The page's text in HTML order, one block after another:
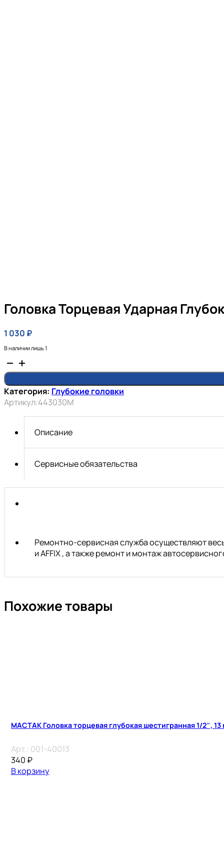
Головка Торцевая Ударная
1 030 ₽
В наличии лишь 1
Количество
товара
Головка
торцевая
ударная
глубокая
двенадцатигранная
Категория: Глубокие головки
Артикул:443030M
Описание
Сервисные обязательства
Ремонтно-сервисная служба осуществляют
и AFFIX , а также ремонт и монтаж
Похожие товары
МАСТАК Головка торцевая глубокая шестигранная 1/2″, 13
Арт.: 001-40013
340 ₽
В корзину